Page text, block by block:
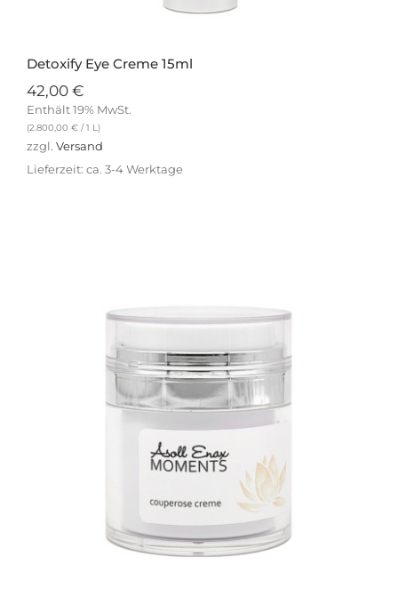
Detoxify Eye Creme 15ml
42,00 €
Enthält 19% MwSt.
(2.800,00 € / 1 L)
zzgl. Versand
Lieferzeit: ca. 3-4 Werktage